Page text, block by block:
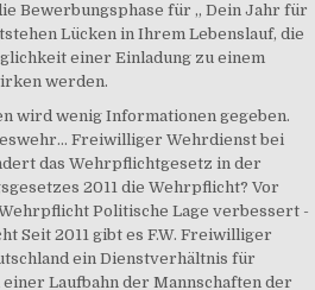
Bewerbungsphase für „ Dein Jahr für
Lücken in Ihrem Lebenslauf, die
einer Einladung zu einem
werden.
wird wenig Informationen gegeben.
Freiwilliger Wehrdienst bei
das Wehrpflichtgesetz in der
2011 die Wehrpflicht? Vor
Politische Lage verbessert -
Seit 2011 gibt es F.W. Freiwilliger
ein Dienstverhältnis für
Laufbahn der Mannschaften der